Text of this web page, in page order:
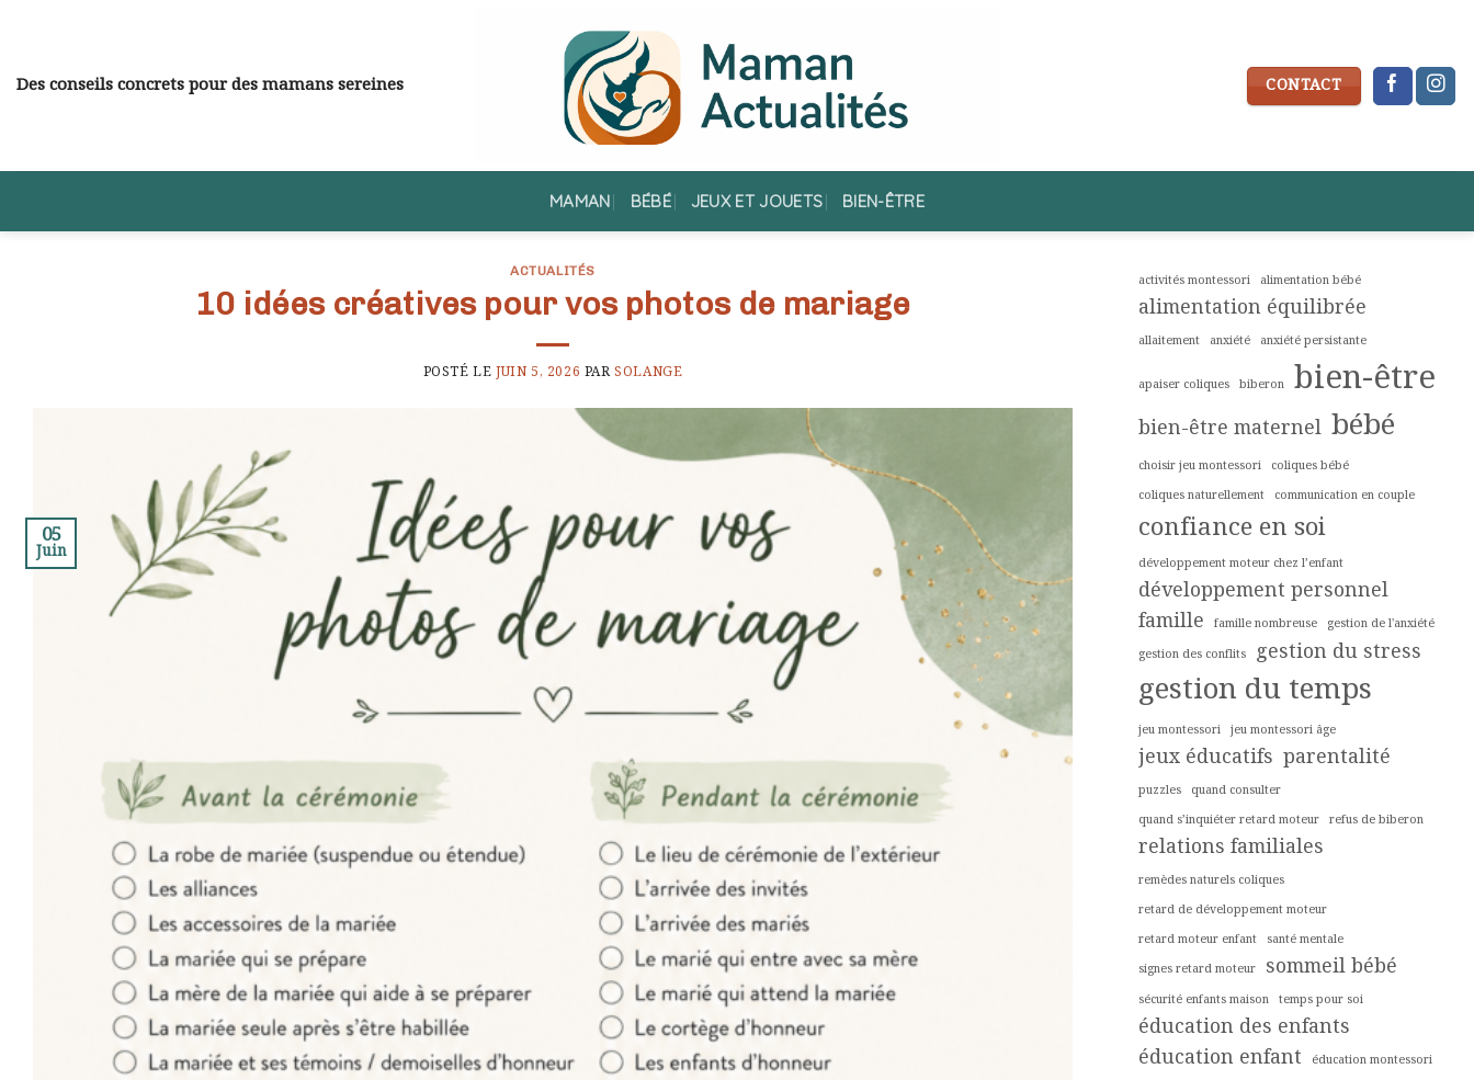
content
Des conseils concrets pour des mamans sereines CONTACT
MAMAN BÉBÉ JEUX ET JOUETS BIEN-ÊTRE
ACTUALITÉS
10 idées créatives pour vos photos de mariage
POSTÉ LEJUIN 5, 2026 PARSOLANGE
05
Juin
activités montessori alimentation bébé
alimentation équilibrée
allaitement anxiété anxiété persistante
apaiser coliques biberon bien-être
bien-être maternel bébé
choisir jeu montessori
coliques bébé
coliques naturellement
communication en couple
confiance en soi
développement moteur chez l’enfant
développement personnel
famille
famille nombreuse
gestion de l'anxiété
gestion des conflits
gestion du stress
gestion du temps
jeu montessori jeu montessori âge
jeux éducatifs parentalité
puzzles
quand consulter
quand s’inquiéter retard moteur
refus de biberon
relations familiales
remèdes naturels coliques
retard de développement moteur
retard moteur enfant
santé mentale
signes retard moteur
sommeil bébé
sécurité enfants maison temps pour soi
éducation des enfants
éducation enfant
éducation montessori